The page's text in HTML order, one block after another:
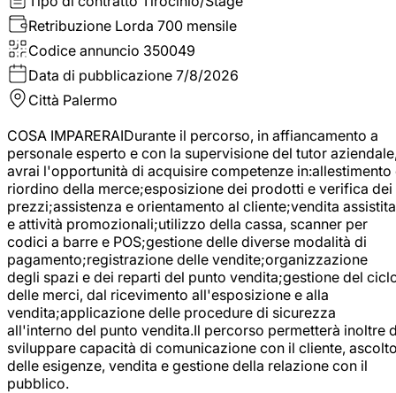
Retribuzione Lorda 700 mensile
Codice annuncio 350049
Data di pubblicazione 7/8/2026
Città Palermo
COSA IMPARERAIDurante il percorso, in affiancamento a
personale esperto e con la supervisione del tutor
avrai l'opportunità di acquisire competenze in:allestimento
riordino della merce;esposizione dei prodotti e verifica dei
prezzi;assistenza e orientamento al cliente;vendita assistita
e attività promozionali;utilizzo della cassa, scanner per
codici a barre e POS;gestione delle diverse modalità di
pagamento;registrazione delle vendite;organizzazione
degli spazi e dei reparti del punto vendita;gestione del
delle merci, dal ricevimento all'esposizione e alla
vendita;applicazione delle procedure di sicurezza
all'interno del punto vendita.Il percorso permetterà inoltre
sviluppare capacità di comunicazione con il cliente,
delle esigenze, vendita e gestione della relazione con il
pubblico.